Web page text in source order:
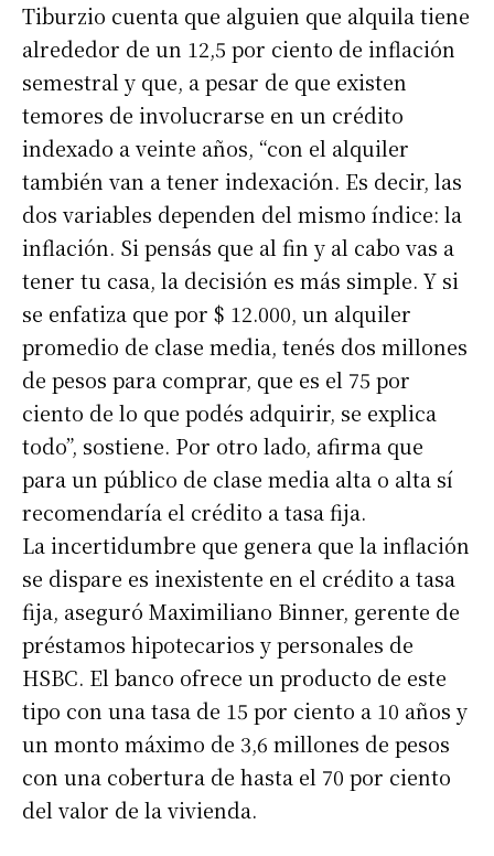
Tiburzio cuenta que alguien que alquila tiene
alrededor de un 12,5 por ciento de inflación
semestral y que, a pesar de que existen
temores de involucrarse en un crédito
indexado a veinte años, “con el alquiler
también van a tener indexación. Es decir, las
dos variables dependen del mismo índice: la
inflación. Si pensás que al fin y al cabo vas a
tener tu casa, la decisión es más simple. Y si
se enfatiza que por $ 12.000, un alquiler
promedio de clase media, tenés dos millones
de pesos para comprar, que es el 75 por
ciento de lo que podés adquirir, se explica
todo”, sostiene. Por otro lado, afirma que
para un público de clase media alta o alta sí
recomendaría el crédito a tasa fija.
La incertidumbre que genera que la inflación
se dispare es inexistente en el crédito a tasa
fija, aseguró Maximiliano Binner, gerente de
préstamos hipotecarios y personales de
HSBC. El banco ofrece un producto de este
tipo con una tasa de 15 por ciento a 10 años y
un monto máximo de 3,6 millones de pesos
con una cobertura de hasta el 70 por ciento
del valor de la vivienda.